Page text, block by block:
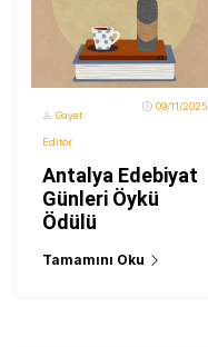
Gayet
Editör
09/11/2025
Antalya Edebiyat
Günleri Öykü
Ödülü
Tamamını Oku